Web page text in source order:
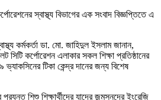
স্বাস্থ্য বিভাগের এক সংবাদ বিজ্ঞপ্তিতে এ
কর্মকর্তা ডা. মো. জাহিদুল ইসলাম জানান,
সিটি কর্পোরেশন এলাকার সকল শিক্ষা প্রতিষ্ঠানের
ভ্যাকসিনের টিকা কেন্দ্র দানের জন্য বিশেষ
শিশু শিক্ষার্থীদের যাদের জন্মসনদের ইংরেজি